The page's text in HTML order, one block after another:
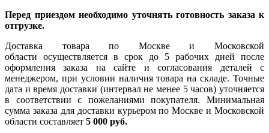
Перед приездом необходимо уточнять готовность заказа к
отгрузке.
Доставка товара по Москве и Московской
области осуществляется в срок до 5 рабочих дней после
оформления заказа на сайте и согласования деталей с
менеджером, при условии наличия товара на складе. Точные
дата и время доставки (интервал не менее 5 часов) уточняется
в соответствии с пожеланиями покупателя. Минимальная
сумма заказа для доставки курьером по Москве и Московской
области составляет 5 000 руб.